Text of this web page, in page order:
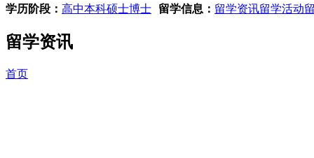
学历阶段： 高中本科硕士博士 留学信息： 留学资讯留学活动
留学资讯
首页